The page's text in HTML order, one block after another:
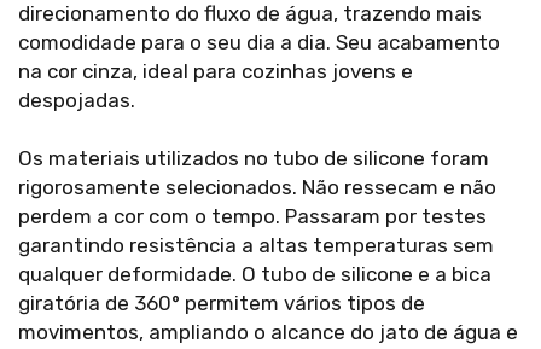
direcionamento do fluxo de água, trazendo mais
comodidade para o seu dia a dia. Seu acabamento
na cor cinza, ideal para cozinhas jovens e
despojadas.
Os materiais utilizados no tubo de silicone foram
rigorosamente selecionados. Não ressecam e não
perdem a cor com o tempo. Passaram por testes
garantindo resistência a altas temperaturas sem
qualquer deformidade. O tubo de silicone e a bica
giratória de 360° permitem vários tipos de
movimentos, ampliando o alcance do jato de água e